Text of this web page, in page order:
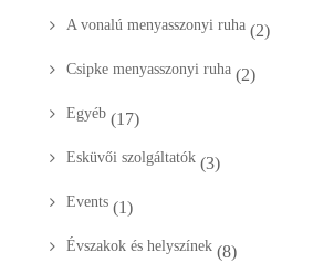
A vonalú menyasszonyi ruha (2)
Csipke menyasszonyi ruha (2)
Egyéb (17)
Esküvői szolgáltatók (3)
Events (1)
Évszakok és helyszínek (8)